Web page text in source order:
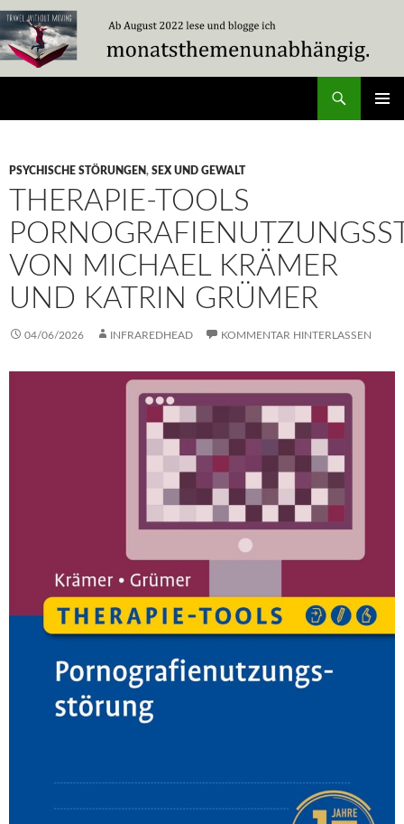
Zum
Inhalt
springen
PSYCHISCHE STÖRUNGEN, SEX UND GEWALT
THERAPIE-TOOLS
VON MICHAEL KRÄMER
UND KATRIN GRÜMER
04/06/2026 INFRAREDHEAD KOMMENTAR HINTERLASSEN